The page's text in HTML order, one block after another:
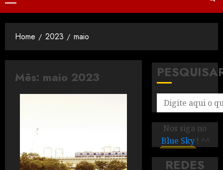
Home 2023 maio
Mês: maio 2023
Nos siga no
Blue Sky ! ^^
REDES